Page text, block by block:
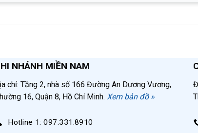
NHÁNH MIỀN NAM
chỉ: Tầng 2, nhà số 166 Đường An Dương Vương,
16, Quận 8, Hồ Chí Minh.Xem bản đồ »
Hotline 1: 097.331.8910